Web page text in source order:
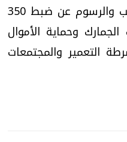
كما أسفرت جهود الحملات التي شنتها الإدارة العامة لمباحث الضرائب والرسوم عن ضبط 350
وحماية الأموال
التعمير والمجتمعات